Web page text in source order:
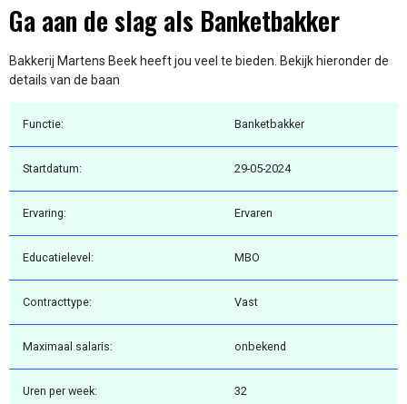
Ga aan de slag als Banketbakker
Bakkerij Martens Beek heeft jou veel te bieden. Bekijk hieronder de
details van de baan
Functie: Banketbakker
Startdatum: 29-05-2024
Ervaring: Ervaren
Educatielevel: MBO
Contracttype: Vast
Maximaal salaris: onbekend
Uren per week: 32